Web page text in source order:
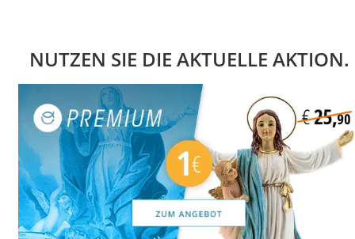
NUTZEN SIE DIE AKTUELLE AKTION.